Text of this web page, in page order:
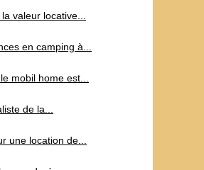
valeur locative...
en camping à...
mobil home est...
de la...
une location de...